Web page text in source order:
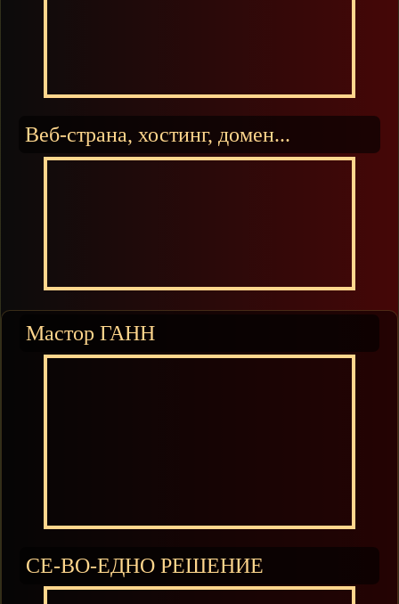
Веб-страна, хостинг, домен...
Мастор ГАНН
СЕ-ВО-ЕДНО РЕШЕНИЕ